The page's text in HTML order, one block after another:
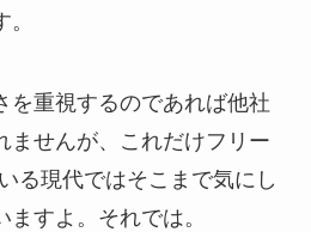
を重視するのであれば他社
ませんが、これだけフリー
る現代ではそこまで気にし
すよ。それでは。